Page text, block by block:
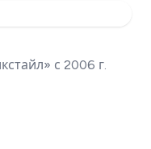
с 2006 г.